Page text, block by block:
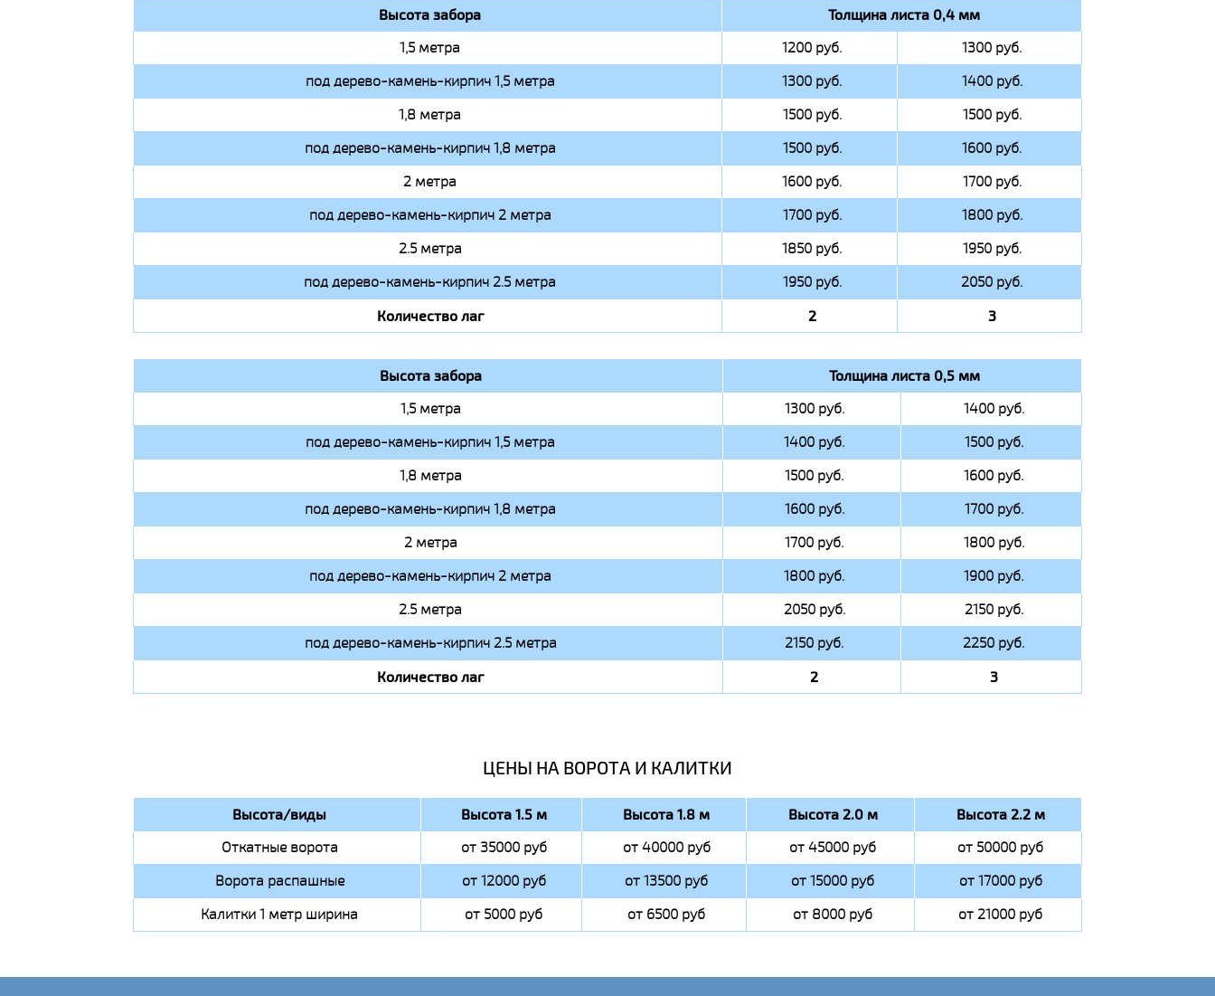
Высота забора Толщина листа 0,4 мм
1,5 метра 1200 руб.
1300 руб.
под дерево-камень-кирпич 1,5 метра
1300 руб.
1400 руб.
1,8 метра
1500 руб.
1500 руб.
под дерево-камень-кирпич 1,8 метра
1500 руб.
1600 руб.
2 метра
1600 руб.
1700 руб.
под дерево-камень-кирпич 2 метра
1700 руб.
1800 руб.
2.5 метра
1850 руб.
1950 руб.
под дерево-камень-кирпич 2.5 метра
1950 руб. 2050 руб.
Количество лаг 2 3
Высота забора Толщина листа 0,5 мм
1,5 метра 1300 руб.
1400 руб.
под дерево-камень-кирпич 1,5 метра
1400 руб.
1500 руб.
1,8 метра
1500 руб.
1600 руб.
под дерево-камень-кирпич 1,8 метра
1600 руб.
1700 руб.
2 метра
1700 руб.
1800 руб.
под дерево-камень-кирпич 2 метра
1800 руб.
1900 руб.
2.5 метра
2050 руб.
2150 руб.
под дерево-камень-кирпич 2.5 метра
2150 руб. 2250 руб.
Количество лаг 2 3
ЦЕНЫ НА ВОРОТА И КАЛИТКИ
Высота/виды Высота 1.5 м Высота 1.8 м Высота 2.0 м Высота 2.2 м
Откатные ворота от 35000 руб от 40000 руб от 45000 руб
от 50000 руб
Ворота распашные
от 12000 руб от 13500 руб от 15000 руб
от 17000 руб
Калитки 1 метр ширина
от 5000 руб от 6500 руб от 8000 руб от 21000 руб